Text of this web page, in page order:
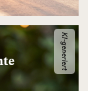
KI-generiert